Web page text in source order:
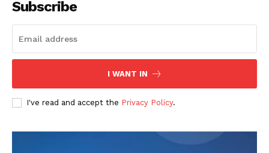
Subscribe
I WANT IN
I've read and accept the Privacy Policy.